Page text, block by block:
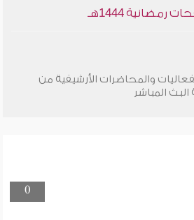
1444هـ
والمحاضرات الأرشيفية من
المباشر
0